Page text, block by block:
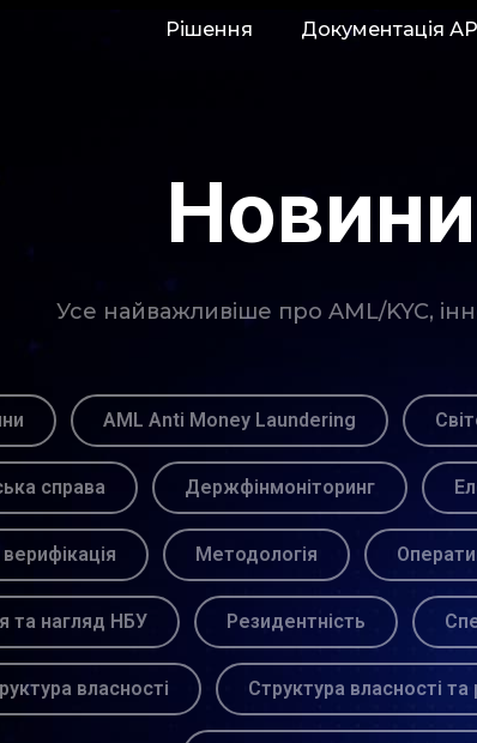
Рішення Документація
Усе найважливіше про AML/KYC,
AML Anti Money Laundering
справа Держфінмоніторинг
Методологія
та нагляд НБУ Резидентність
власності Структура власності та